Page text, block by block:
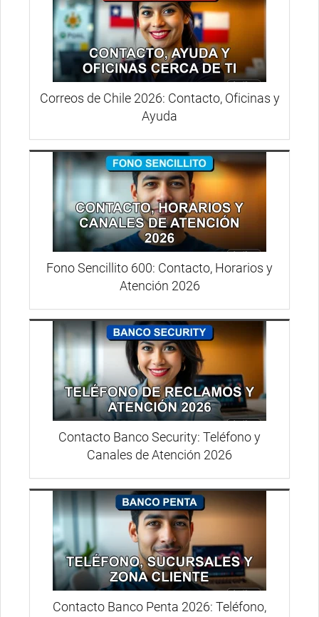
Correos de Chile 2026: Contacto, Oficinas y
Ayuda
Fono Sencillito 600: Contacto, Horarios y
Atención 2026
Contacto Banco Security: Teléfono y
Canales de Atención 2026
Contacto Banco Penta 2026: Teléfono,